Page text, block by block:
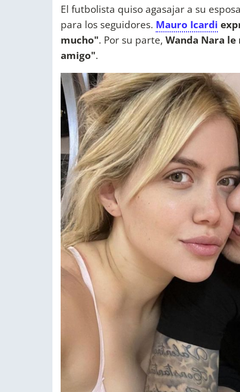
El futbolista quiso agasajar a su
para los seguidores. Mauro Icardi
mucho". Por su parte, Wanda Nara
amigo".